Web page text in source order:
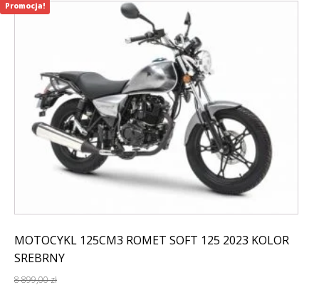
MOTOCYKL 125CM3 ROMET SOFT 125 2023 KOLOR
SREBRNY
8 899,00zł
Promocja!